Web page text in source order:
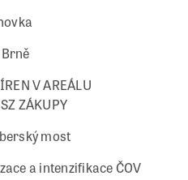
V AREÁLU
ZÁKUPY
most
a intenzifikace ČOV